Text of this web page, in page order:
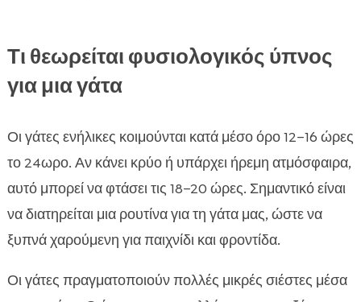
Τι θεωρείται φυσιολογικός ύπνος
για μια γάτα
Οι γάτες ενήλικες κοιμούνται κατά μέσο όρο 12–16 ώρες
το 24ωρο. Αν κάνει κρύο ή υπάρχει ήρεμη ατμόσφαιρα,
αυτό μπορεί να φτάσει τις 18–20 ώρες. Σημαντικό είναι
να διατηρείται μια ρουτίνα για τη γάτα μας, ώστε να
ξυπνά χαρούμενη για παιχνίδι και φροντίδα.
Οι γάτες πραγματοποιούν πολλές μικρές σιέστες μέσα